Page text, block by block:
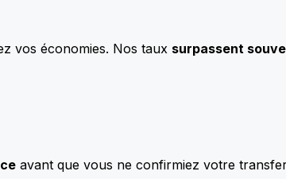
vos économies. Nos taux surpassent
avant que vous ne confirmiez votre